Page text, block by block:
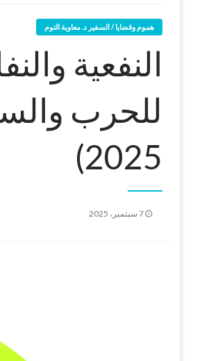
هموم وقضايا / السفير د. معاوية التوم
النفعية
2025)
نُشر
7 سبتمبر، 2025